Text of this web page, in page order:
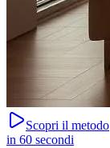
Scopri il metodo
in 60 secondi